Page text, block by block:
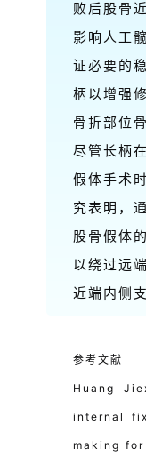
败后股骨
影响人工
证必要的
柄以增强
骨折部位
尽管长柄
假体手术
究表明，
股骨假体
以绕过远
近端内侧
参考文献
Huang
internal
making